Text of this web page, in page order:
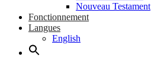
Nouveau Testament
Fonctionnement
Langues
English